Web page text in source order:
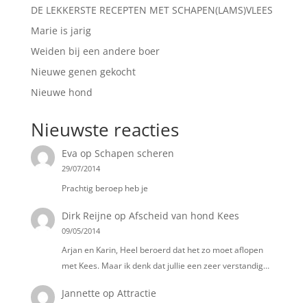
DE LEKKERSTE RECEPTEN MET SCHAPEN(LAMS)VLEES
Marie is jarig
Weiden bij een andere boer
Nieuwe genen gekocht
Nieuwe hond
Nieuwste reacties
Eva opSchapen scheren
29/07/2014
Prachtig beroep heb je
Dirk Reijne opAfscheid van hond Kees
09/05/2014
Arjan en Karin, Heel beroerd dat het zo moet aflopen
met Kees. Maar ik denk dat jullie een zeer verstandig…
Jannette opAttractie